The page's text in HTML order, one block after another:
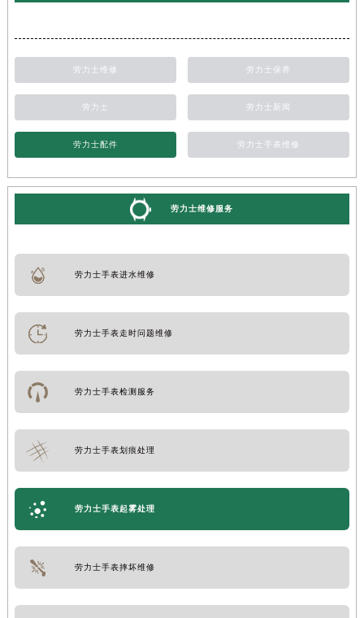
劳力士维修 劳力士保养
劳力士 劳力士新闻
劳力士配件 劳力士手表维修
劳力士维修服务
劳力士手表进水维修
劳力士手表走时问题维修
劳力士手表检测服务
劳力士手表划痕处理
劳力士手表起雾处理
劳力士手表摔坏维修